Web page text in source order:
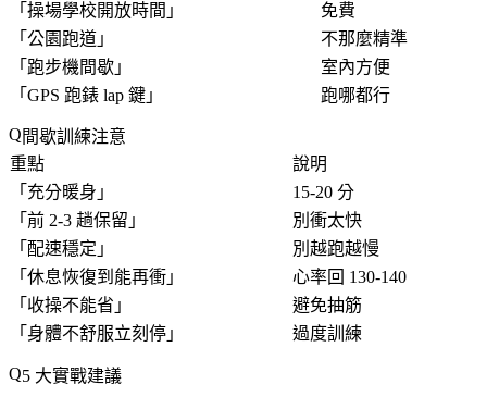
「 操場學校開放時間 」
免費
「 公園跑道 」
不那麼精準
「 跑步機間歇 」
室內方便
「 GPS 跑錶 lap 鍵 」 跑哪都行
間歇訓練注意
重點
說明
「 充分暖身 」
15-20 分
「 前 2-3 趟保留 」
別衝太快
「 配速穩定 」
別越跑越慢
「 休息恢復到能再衝 」
心率回 130-140
「 收操不能省 」
避免抽筋
「 身體不舒服立刻停 」 過度訓練
5 大實戰建議